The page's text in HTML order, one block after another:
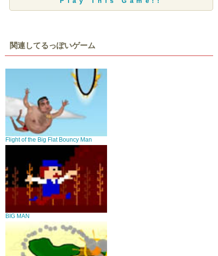
関連してるっぽいゲーム
Flight of the Big Flat Bouncy Man
BIG MAN